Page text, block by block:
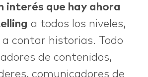
interés que hay ahora
a todos los niveles,
contar historias. Todo
de contenidos,
comunicadores de